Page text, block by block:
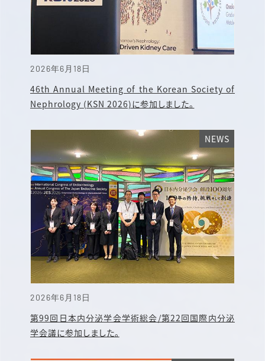
2026年6月18日
46th Annual Meeting of the Korean Society of
Nephrology (KSN 2026)に参加しました。
2026年6月18日
NEWS
第99回日本内分泌学会学術総会/第22回国際内分泌
学会議に参加しました。